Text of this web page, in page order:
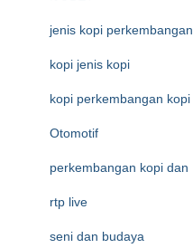
jenis kopi perkembangan
kopi jenis kopi
kopi perkembangan kopi
Otomotif
perkembangan kopi dan
rtp live
seni dan budaya